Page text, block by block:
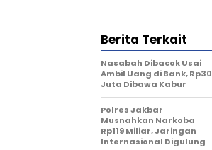
Berita Terkait
Nasabah Dibacok Usai
Ambil Uang di Bank, Rp30
Juta Dibawa Kabur
Polres Jakbar
Musnahkan Narkoba
Rp119 Miliar, Jaringan
Internasional Digulung